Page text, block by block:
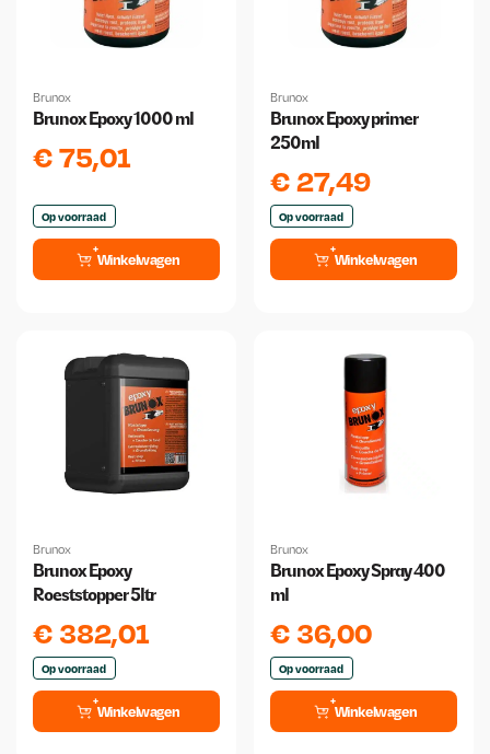
Brunox
Brunox Epoxy 1000 ml
€75,01
Op voorraad
Winkelwagen
Brunox
Brunox Epoxy primer
250ml
€27,49
Op voorraad
Winkelwagen
Brunox
Brunox Epoxy
Roeststopper 5ltr
€ 382,01
Op voorraad
Winkelwagen
Brunox
Brunox Epoxy Spray 400
ml
€ 36,00
Op voorraad
Winkelwagen